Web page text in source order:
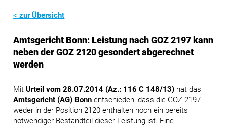
zur Übersicht
Amtsgericht Bonn: Leistung nach GOZ 2197 kann
neben der GOZ 2120 gesondert abgerechnet
werden
MitUrteil vom 28.07.2014 (Az.: 116 C 148/13) hat das
Amtsgericht (AG) Bonn entschieden, dass die GOZ 2197
weder in der Position 2120 enthalten noch ein bereits
notwendiger Bestandteil dieser Leistung ist. Eine